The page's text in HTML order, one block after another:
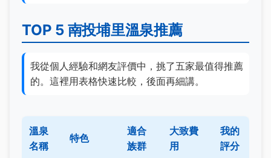
TOP 5 南投埔里溫泉推薦
我從個人經驗和網友評價中，挑了五家最值得推薦
的。這裡用表格快速比較，後面再細講。
溫泉
名稱
特色
適合
族群
大致費
用
我的
評分